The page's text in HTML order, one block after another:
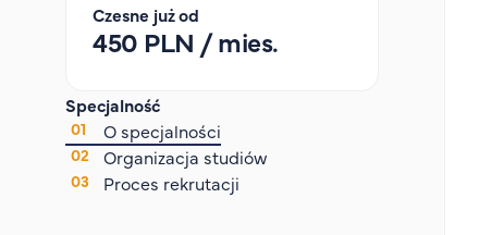
Czesne już od
450 PLN / mies.
Specjalność
O specjalności
Organizacja studiów
Proces rekrutacji